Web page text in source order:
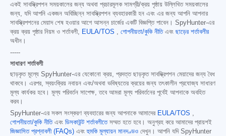
একই সাবস্ক্রিপশন সময়কালের জন্য অথবা প্রচারমূলক সামগ্রী/ক্রয় পৃষ্ঠায় উল্লিখিত সময়কালের
জন্য, যদি আপনি একজন অবিচ্ছিন্ন সাবস্ক্রিপশন ব্যবহারকারী হন এবং এর জন্য আপনি আপনার
সাবস্ক্রিপশনের মেয়াদ শেষ হওয়ার আগে আসন্ন চার্জের একটি বিজ্ঞপ্তি পাবেন। SpyHunter-এর
ক্রয় ক্রয় পৃষ্ঠার নিয়ম ও শর্তাবলী, EULA/TOS , গোপনীয়তা/কুকি নীতিএবং ছাড়ের শর্তাবলীর
অধীন।
-----
সাধারণ শর্তাবলী
ছাড়কৃত মূল্যে SpyHunter-এর যেকোনো ক্রয়, প্রদত্ত ছাড়কৃত সাবস্ক্রিপশন মেয়াদের জন্য বৈধ
থাকবে। এরপর, স্বয়ংক্রিয় নবায়ন এবং/অথবা ভবিষ্যতের ক্রয়ের জন্য তৎকালীন প্রযোজ্য সাধারণ
মূল্য কার্যকর হবে। মূল্য পরিবর্তন সাপেক্ষ, তবে আমরা মূল্য পরিবর্তনের পূর্বেই আপনাকে অবহিত
করব।
SpyHunter-এর সকল সংস্করণ ব্যবহারের জন্য আপনাকে আমাদের EULA/TOS ,
গোপনীয়তা/কুকি নীতিএবং ডিসকাউন্ট শর্তাবলীতেসম্মত হতে হবে। অনুগ্রহ করে আমাদের প্রায়শই
জিজ্ঞাসিত প্রশ্নাবলী (FAQs) এবংহুমকি মূল্যায়ন মানদণ্ডও দেখুন। আপনি যদি SpyHunter